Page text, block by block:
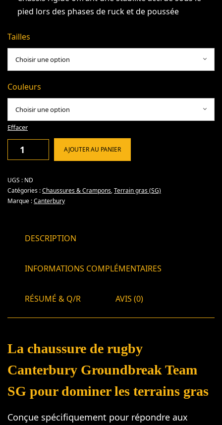
pied lors des phases de ruck et de poussée
Tailles
Couleurs
Effacer
AJOUTER AU PANIER
UGS : ND
Catégories :Chaussures & Crampons,Terrain gras (SG)
Marque :Canterbury
DESCRIPTION
INFORMATIONS COMPLÉMENTAIRES
RÉSUMÉ & Q/R AVIS (0)
La chaussure de rugby
Canterbury Groundbreak Team
SG pour dominer les terrains gras
Conçue spécifiquement pour répondre aux